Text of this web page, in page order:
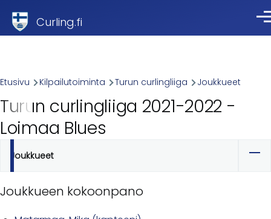
Curling.fi
Breadcrumb
Etusivu Kilpailutoiminta Turun curlingliiga Joukkueet
Turun curlingliiga 2021-2022 -
Loimaa Blues
Ensisijaiset
välilehdet
Joukkueet
Joukkueen kokoonpano